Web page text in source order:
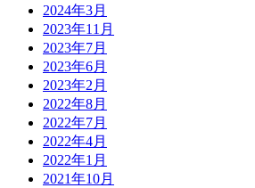
2024年3月
2023年11月
2023年7月
2023年6月
2023年2月
2022年8月
2022年7月
2022年4月
2022年1月
2021年10月